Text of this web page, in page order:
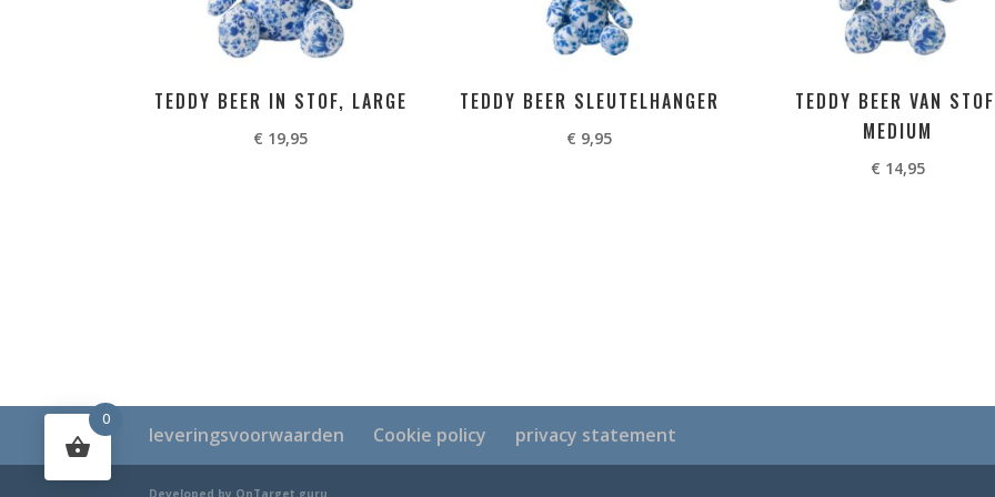
TEDDY BEER IN STOF, LARGE
€ 19,95
TEDDY BEER SLEUTELHANGER
€ 9,95
TEDDY BEER VAN
MEDIUM
€ 14,95
leveringsvoorwaarden Cookie policy privacy statement
Developed by OnTarget.guru
0